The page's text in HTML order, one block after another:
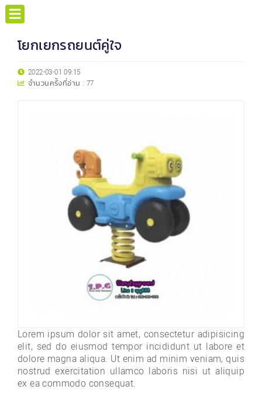
โยกเยกรถยนต์คู่ใจ
2022-03-01 09:15
จำนวนครั้งที่อ่าน : 77
Lorem ipsum dolor sit amet, consectetur adipisicing
elit, sed do eiusmod tempor incididunt ut labore et
dolore magna aliqua. Ut enim ad minim veniam, quis
nostrud exercitation ullamco laboris nisi ut aliquip
ex ea commodo consequat.